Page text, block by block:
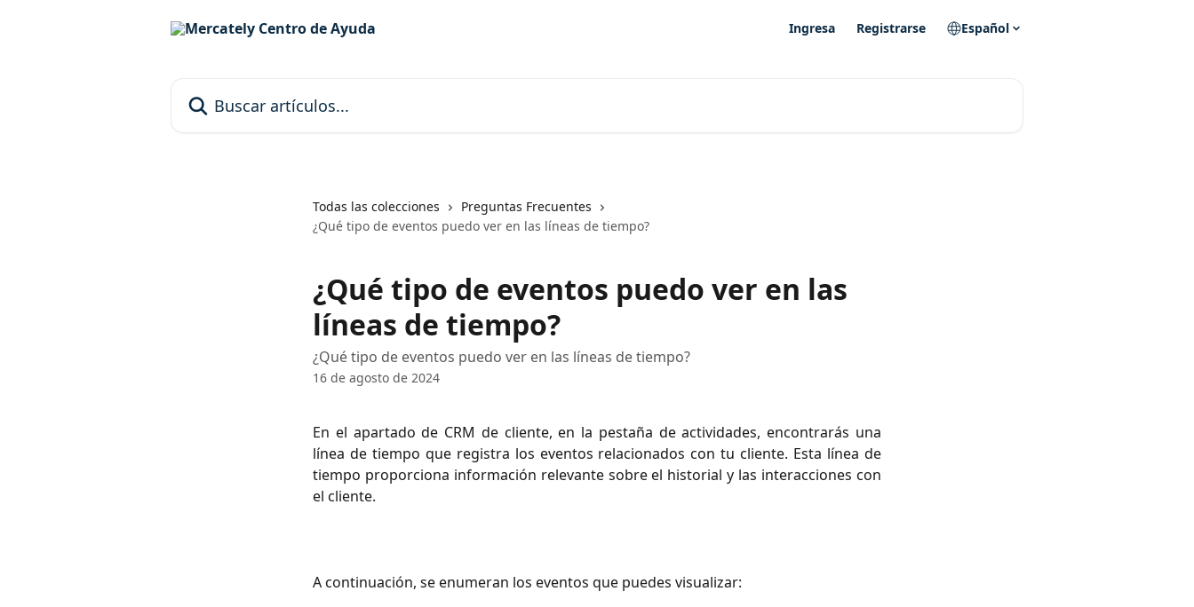
Ingresa Registrarse Español
Todas las colecciones
Preguntas Frecuentes
¿Qué tipo de eventos puedo ver en las líneas de tiempo?
¿Qué tipo de eventos puedo ver en las
líneas de tiempo?
¿Qué tipo de eventos puedo ver en las líneas de tiempo?
16 de agosto de 2024
En el apartado de CRM de cliente, en la pestaña de actividades, encontrarás una
línea de tiempo que registra los eventos relacionados con tu cliente. Esta línea de
tiempo proporciona información relevante sobre el historial y las interacciones con
el cliente.
A continuación, se enumeran los eventos que puedes visualizar: